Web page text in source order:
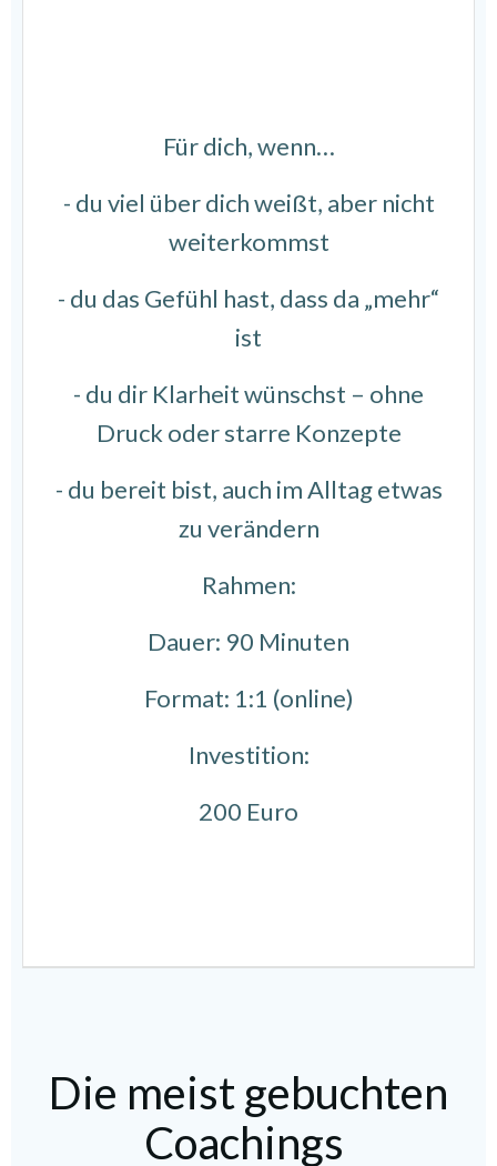
Für dich, wenn…
- du viel über dich weißt, aber nicht
weiterkommst
- du das Gefühl hast, dass da „mehr“
ist
- du dir Klarheit wünschst – ohne
Druck oder starre Konzepte
- du bereit bist, auch im Alltag etwas
zu verändern
Rahmen:
Dauer: 90 Minuten
Format: 1:1 (online)
Investition:
200 Euro
Die meist gebuchten
Coachings